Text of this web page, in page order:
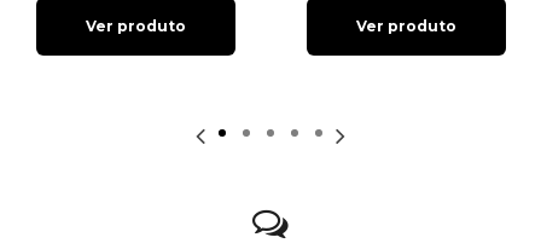
Ver produto Ver produto